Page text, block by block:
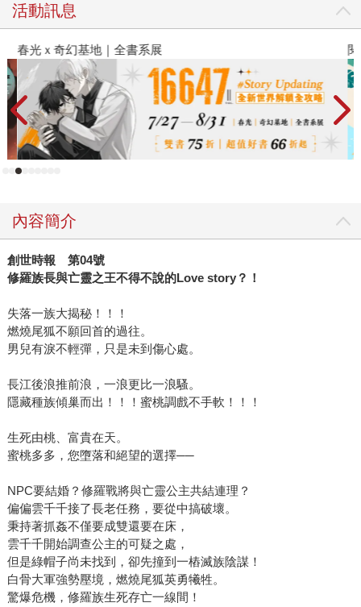
活動訊息
春光ｘ奇幻基地｜全書系展
內容簡介
創世時報 第04號
修羅族長與亡靈之王不得不說的Love story？！
失落一族大揭秘！！！
燃燒尾狐不願回首的過往。
男兒有淚不輕彈，只是未到傷心處。
長江後浪推前浪，一浪更比一浪騷。
隱藏種族傾巢而出！！！蜜桃調戲不手軟！！！
生死由桃、富貴在天。
蜜桃多多，您墮落和絕望的選擇──
NPC要結婚？修羅戰將與亡靈公主共結連理？
偏偏雲千千接了長老任務，要從中搞破壞。
秉持著抓姦不僅要成雙還要在床，
雲千千開始調查公主的可疑之處，
但是綠帽子尚未找到，卻先撞到一樁滅族陰謀！
白骨大軍強勢壓境，燃燒尾狐英勇犧牲。
驚爆危機，修羅族生死存亡一線間！